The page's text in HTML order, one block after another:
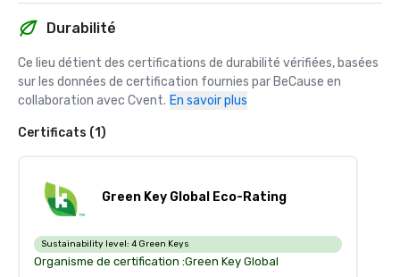
Durabilité
Ce lieu détient des certifications de durabilité vérifiées, basées
sur les données de certification fournies par BeCause en
collaboration avec Cvent. En savoir plus
Certificats (1)
Green Key Global Eco-Rating
Sustainability level: 4 Green Keys
Organisme de certification :Green Key Global